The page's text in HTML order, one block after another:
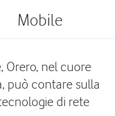
Mobile
Orero, nel cuore
può contare sulla
di rete